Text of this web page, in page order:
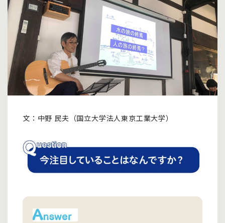
文：中野 民夫（国立大学法人東京工業大学）